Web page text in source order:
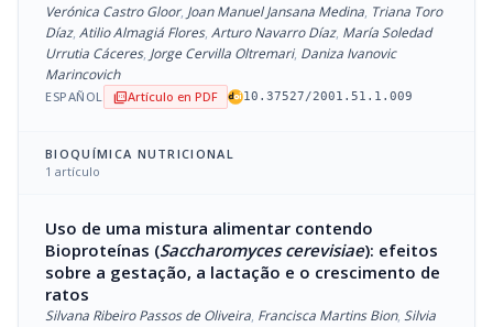
Verónica Castro Gloor, Joan Manuel Jansana Medina, Triana Toro
Díaz, Atilio Almagiá Flores, Arturo Navarro Díaz, María Soledad
Urrutia Cáceres, Jorge Cervilla Oltremari, Daniza Ivanovic
Marincovich
ESPAÑOL picture_as_pdfArtículo en PDF 10.37527/2001.51.1.009
BIOQUÍMICA NUTRICIONAL
1 artículo
Uso de uma mistura alimentar contendo
Bioproteínas (Saccharomyces cerevisiae): efeitos
sobre a gestação, a lactação e o crescimento de
ratos
Silvana Ribeiro Passos de Oliveira, Francisca Martins Bion, Silvia